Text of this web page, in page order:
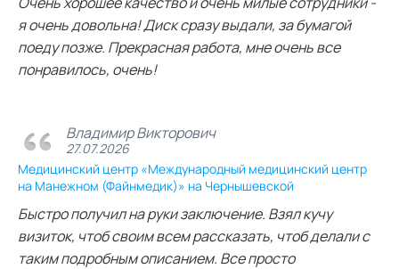
я очень довольна! Диск сразу выдали, за бумагой
поеду позже. Прекрасная работа, мне очень все
понравилось, очень!
Владимир Викторович
27.07.2026
Медицинский центр «Международный медицинский центр
на Манежном (Файнмедик)» на Чернышевской
Быстро получил на руки заключение. Взял кучу
визиток, чтоб своим всем рассказать, чтоб делали с
таким подробным описанием. Все просто